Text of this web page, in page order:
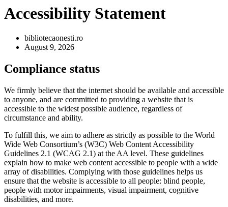
Accessibility Statement
bibliotecaonesti.ro
August 9, 2026
Compliance status
We firmly believe that the internet should be available and accessible
to anyone, and are committed to providing a website that is
accessible to the widest possible audience, regardless of
circumstance and ability.
To fulfill this, we aim to adhere as strictly as possible to the World
Wide Web Consortium’s (W3C) Web Content Accessibility
Guidelines 2.1 (WCAG 2.1) at the AA level. These guidelines
explain how to make web content accessible to people with a wide
array of disabilities. Complying with those guidelines helps us
ensure that the website is accessible to all people: blind people,
people with motor impairments, visual impairment, cognitive
disabilities, and more.